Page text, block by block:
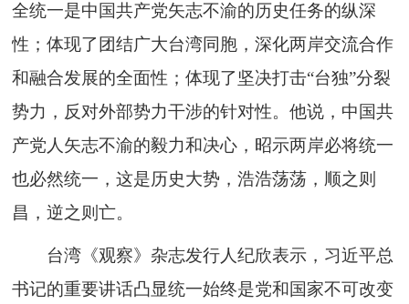
全统一是中国共产党矢志不渝的历史任务的纵深
性；体现了团结广大台湾同胞，深化两岸交流合作
和融合发展的全面性；体现了坚决打击“台独”分裂
势力，反对外部势力干涉的针对性。他说，中国共
产党人矢志不渝的毅力和决心，昭示两岸必将统一
也必然统一，这是历史大势，浩浩荡荡，顺之则
昌，逆之则亡。
台湾《观察》杂志发行人纪欣表示，习近平总
书记的重要讲话凸显统一始终是党和国家不可改变